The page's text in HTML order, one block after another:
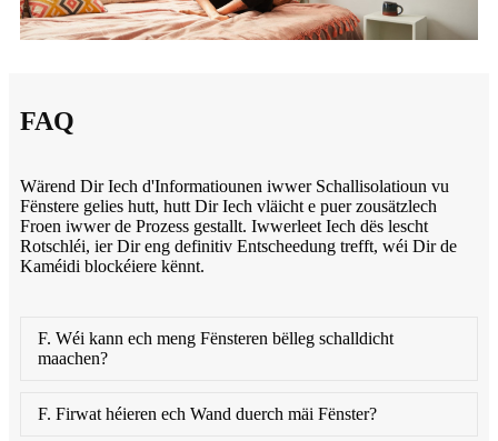
FAQ
Wärend Dir Iech d'Informatiounen iwwer Schallisolatioun vu
Fënstere gelies hutt, hutt Dir Iech vläicht e puer zousätzlech
Froen iwwer de Prozess gestallt. Iwwerleet Iech dës lescht
Rotschléi, ier Dir eng definitiv Entscheedung trefft, wéi Dir de
Kaméidi blockéiere kënnt.
F. Wéi kann ech meng Fënsteren bëlleg schalldicht
maachen?
F. Firwat héieren ech Wand duerch mäi Fënster?